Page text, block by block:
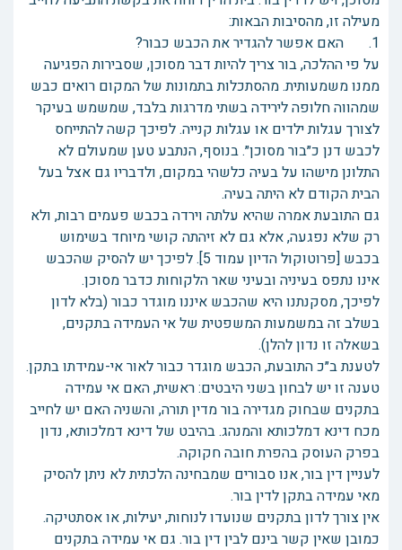
מעילה זו, מהסיבות הבאות:
1. האם אפשר להגדיר את הכבש כבור?
על פי ההלכה, בור צריך להיות דבר מסוכן, שסבירות הפגיעה
ממנו משמעותית. מהסתכלות בתמונות של המקום רואים כבש
שמהווה חלופה לירידה בשתי מדרגות בלבד, שמשמש בעיקר
לצורך עגלות ילדים או עגלות קנייה. לפיכך קשה להתייחס
לכבש דנן כ״בור מסוכן״. בנוסף, הנתבע טען שמעולם לא
התלונן מישהו על בעיה כלשהי במקום, ולדבריו גם אצל בעל
הבית הקודם לא היתה בעיה.
גם התובעת אמרה שהיא עלתה וירדה בכבש פעמים רבות, ולא
רק שלא נפגעה, אלא גם לא זיהתה קושי מיוחד בשימוש
בכבש [פרוטוקול הדיון עמוד 5]. לפיכך יש להסיק שהכבש
אינו נתפס בעיניה ובעיני שאר הלקוחות כדבר מסוכן.
לפיכך, מסקנתנו היא שהכבש איננו מוגדר כבור (בלא לדון
בשלב זה במשמעות המשפטית של אי העמידה בתקנים,
בשאלה זו נדון להלן).
לטענת ב״כ התובעת, הכבש מוגדר כבור לאור אי-עמידתו בתקן.
טענה זו יש לבחון בשני היבטים: ראשית, האם אי עמידה
בתקנים שבחוק מגדירה בור מדין תורה, והשניה האם יש לחייב
מכח דינא דמלכותא והמנהג. בהיבט של דינא דמלכותא, נדון
בפרק העוסק בהפרת חובה חקוקה.
לעניין דין בור, אנו סבורים שמבחינה הלכתית לא ניתן להסיק
מאי עמידה בתקן לדין בור.
אין צורך לדון בתקנים שנועדו לנוחות, יעילות, או אסתטיקה.
כמובן שאין קשר בינם לבין דין בור. גם אי עמידה בתקנים